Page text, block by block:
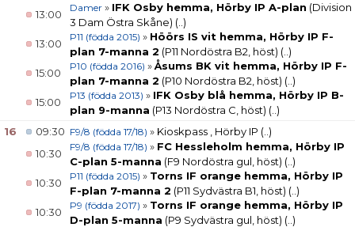
13:00
Damer » IFK Osby hemma, Hörby IP A-plan (Division
3 Dam Östra Skåne) (..)
13:00
P11 (födda 2015) » Höörs IS vit hemma, Hörby IP F-
plan 7-manna 2 (P11 Nordöstra B2, höst) (..)
15:00
P10 (födda 2016) »Åsums BK vit hemma, Hörby IP F-
plan 7-manna 2 (P10 Nordöstra B2, höst) (..)
15:00
P13 (födda 2013) » IFK Osby blå hemma, Hörby IP B-
plan 9-manna (P13 Nordöstra C, höst) (..)
16
09:30 F9/8 (födda 17/18) » Kioskpass , Hörby IP (..)
10:30
F9/8 (födda 17/18) » FC Hessleholm hemma, Hörby IP
C-plan 5-manna (F9 Nordöstra gul, höst) (..)
10:30
P11 (födda 2015) » Torns IF orange hemma, Hörby IP
F-plan 7-manna 2 (P11 Sydvästra B1, höst) (..)
10:30
P9 (födda 2017) » Torns IF orange hemma, Hörby IP
D-plan 5-manna (P9 Sydvästra gul, höst) (..)